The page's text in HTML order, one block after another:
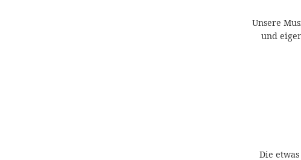
Unsere
und
Die